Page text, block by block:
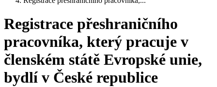
Registrace přeshraničního
pracovníka, který pracuje v
členském státě Evropské unie,
bydlí v České republice